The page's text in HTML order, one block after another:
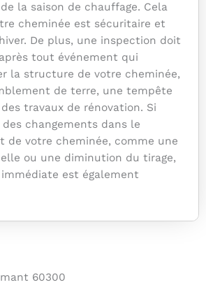
la saison de chauffage. Cela
cheminée est sécuritaire et
De plus, une inspection doit
tout événement qui
la structure de votre cheminée,
de terre, une tempête
travaux de rénovation. Si
changements dans le
de votre cheminée, comme une
ou une diminution du tirage,
est également
60300